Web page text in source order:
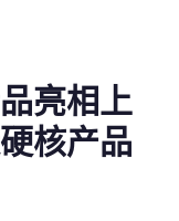
亮相上
核产品